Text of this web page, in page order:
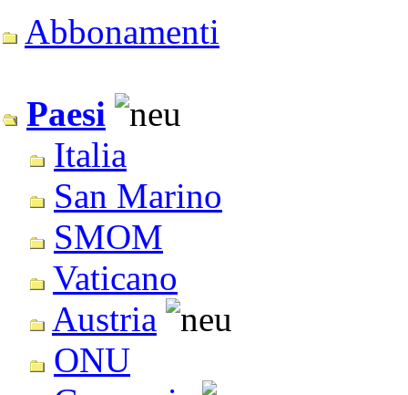
Abbonamenti
Paesi
Italia
San Marino
SMOM
Vaticano
Austria
ONU